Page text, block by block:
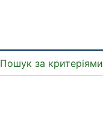
Пошук за критеріями